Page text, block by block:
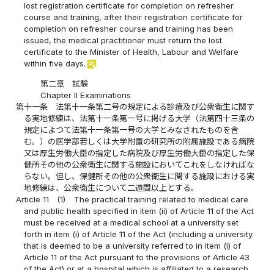
lost registration certificate for completion on refresher
course and training, after their registration certificate for
completion on refresher course and training has been
issued, the medical practitioner must return the lost
certificate to the Minister of Health, Labour and Welfare
within five days.sticky_note_2
第二章 試験
Chapter II Examinations
第十一条
法第十一条第二号の規定による診療及び公衆衛生に関す
る実地修練は、法第十一条第一号に掲げる大学（法第四十三条の
規定によつて法第十一条第一号の大学とみなされたものを含
む。）の医学部若しくは大学附置の研究所の附属施設である病院
又は厚生労働大臣の指定した病院及び厚生労働大臣の指定した保
健所その他の公衆衛生に関する施設においてこれをしなければな
らない。但し、保健所その他の公衆衛生に関する施設における実
地修練は、公衆衛生について二週間以上とする。
Article 11
(1)
The practical training related to medical care
and public health specified in item (ii) of Article 11 of the Act
must be received at a medical school at a university set
forth in item (i) of Article 11 of the Act (including a university
that is deemed to be a university referred to in item (i) of
Article 11 of the Act pursuant to the provisions of Article 43